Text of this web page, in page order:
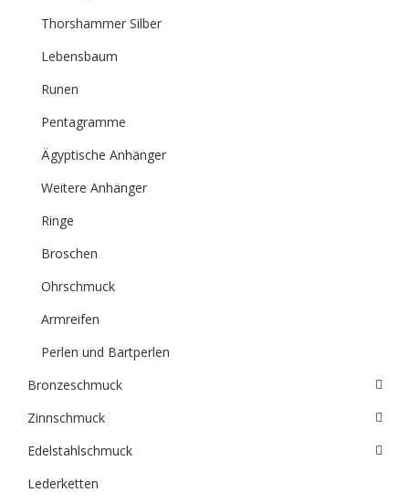
Thorshammer Silber
Lebensbaum
Runen
Pentagramme
Ägyptische Anhänger
Weitere Anhänger
Ringe
Broschen
Ohrschmuck
Armreifen
Perlen und Bartperlen
Bronzeschmuck
Zinnschmuck
Edelstahlschmuck
Lederketten